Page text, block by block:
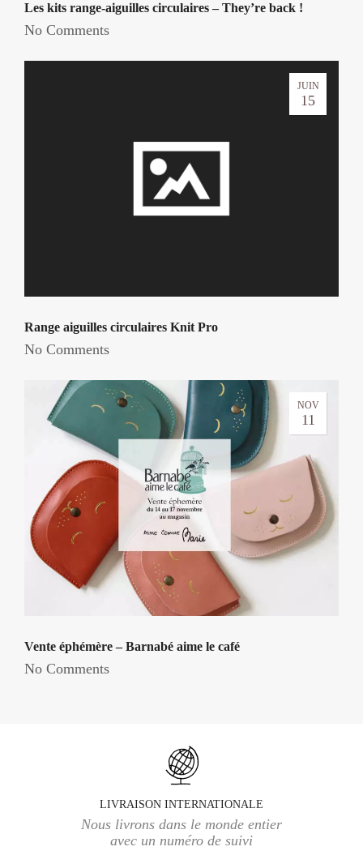
Les kits range-aiguilles circulaires – They’re back !
No Comments
JUIN
15
Range aiguilles circulaires Knit Pro
No Comments
NOV
11
Vente éphémère – Barnabé aime le café
No Comments
LIVRAISON INTERNATIONALE
Nous livrons dans le monde entier
avec un numéro de suivi